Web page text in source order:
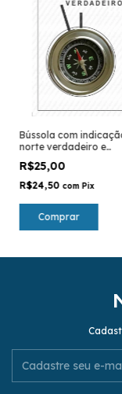
Bússola com
norte verdadeiro e
R$25,00
R$24,50 com Pix
Comprar